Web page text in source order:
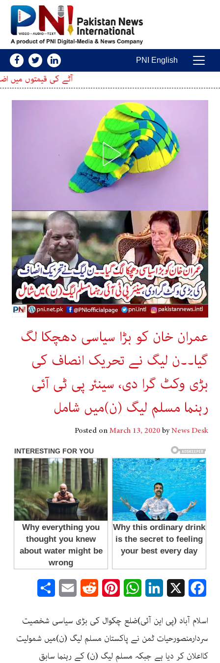
Main Navigation
PNI English
آٹے کی قیمتوں میں اضافہ، 20 کلو کا تھیلا مزید کتنا مہنگا ہوگیا؟
عمران خان کو بڑا سیاسی دھچکا لگ
گیا۔۔ن لیگ نے تحریک انصاف کی
بڑی وکٹ گرا دی، سینئر پی ٹی آئی
رہنما مسلم لیگ (ن)میں شامل
Posted onMarch 13, 2020byNews Desk
Facebook
LinkedIn
WhatsApp
Pinterest
Reddit
Email
اسلام آباد (پی این آئی)ضلع چکوال کی بڑی سیاسی شخصیت
سردارمنصورحیات ٹمن نے پاکستان مسلم لیگ (ن)میں شمولیت
کااعلان کر دیا ہے جبکہ مسلم لیگ (ن) کے رہنما سابق